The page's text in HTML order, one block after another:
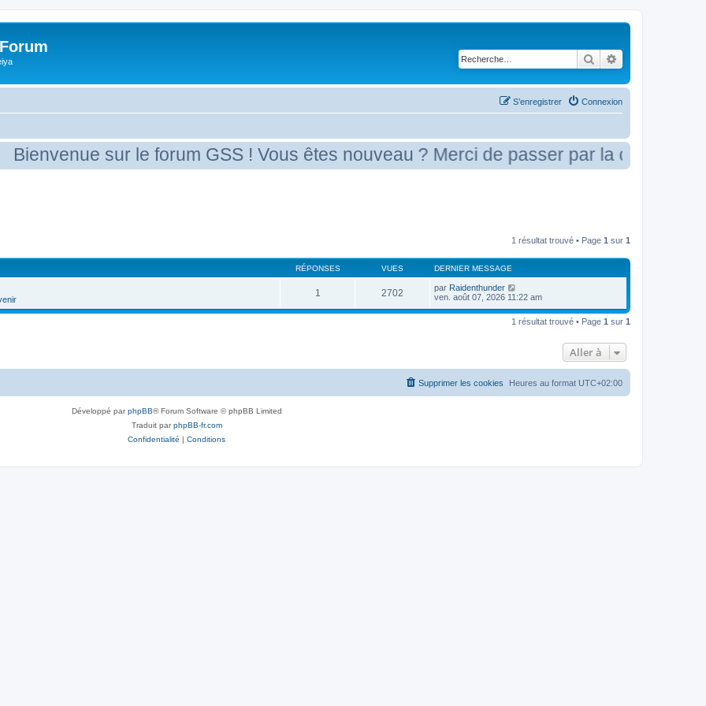
Rechercher
Connexion
S’enregistrer
sur le forum GSS ! Vous êtes nouveau ? Merci de passer par la case
1 résultat trouvé • Page 1 sur 1
RÉPONSES VUES DERNIER MESSAGE
1 2702 par Raidenthunder
ven. août 07, 2026 11:22 am
1 résultat trouvé • Page 1 sur 1
Aller à
Heures au format UTC+02:00
Supprimer les cookies
Développé parphpBB® Forum Software © phpBB Limited
Traduit parphpBB-fr.com
Confidentialité | Conditions